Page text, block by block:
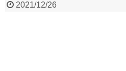
2021/12/26